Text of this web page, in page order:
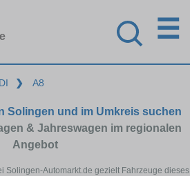
☰
❯ A8
Solingen und im Umkreis suchen
& Jahreswagen im regionalen
Angebot
Solingen-Automarkt.de gezielt Fahrzeuge dieses